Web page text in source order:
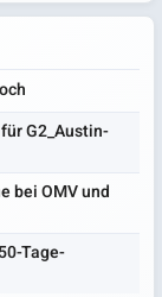
G2_Austin-
bei OMV und
Tage-